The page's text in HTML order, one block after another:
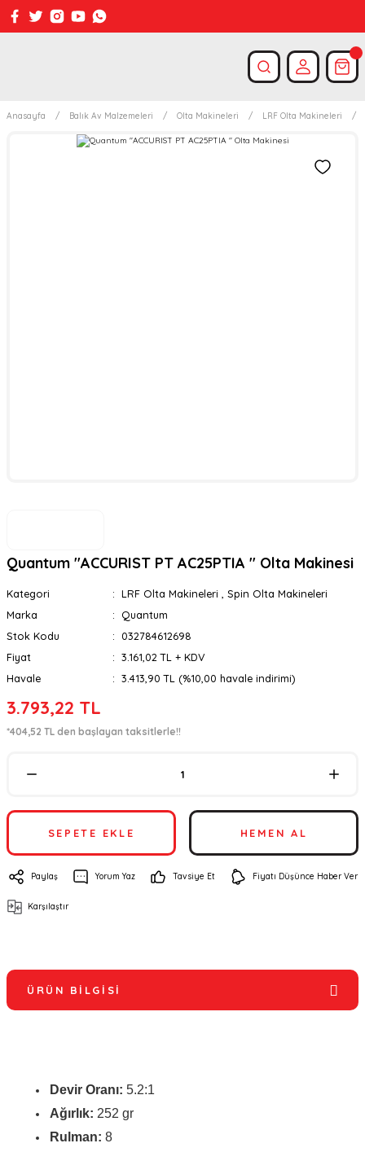
Anasayfa Balık Av Malzemeleri Olta Makineleri LRF Olta Makineleri
Quantum ''ACCURIST PT AC25PTIA '' Olta Makinesi
Kategori LRF Olta Makineleri
Spin Olta Makineleri
Marka
Quantum
Stok Kodu
032784612698
Fiyat
3.161,02 TL + KDV
Havale
3.413,90 TL (%10,00 havale indirimi)
3.793,22 TL
*404,52 TL den başlayan taksitlerle!!
SEPETE EKLE HEMEN AL
Paylaş Yorum Yaz Tavsiye Et Fiyatı Düşünce Haber Ver
Karşılaştır
ÜRÜN BILGISI
Devir Oranı: 5.2:1
Ağırlık: 252gr
Rulman:8